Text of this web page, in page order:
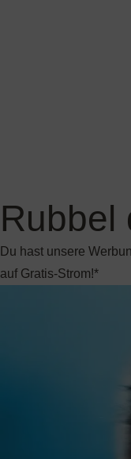
Du hast unsere
auf Gratis-Strom!*